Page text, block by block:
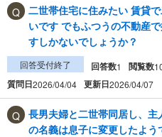
二世帯住宅に住みたい 賃貸
いです でもふつうの不動産
すしかないでしょうか？
回答受付終了 回答数1 閲覧数
質問日2026/04/04 更新日2026/04/07
長男夫婦と二世帯同居し、
の名義は息子に変更したよう